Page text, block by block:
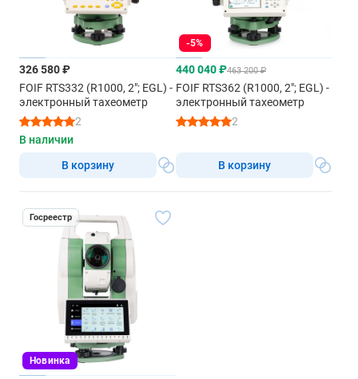
326 580 ₽
FOIF RTS332 (R1000, 2"; EGL) -
электронный тахеометр
2
В наличии
В корзину
-5%
440 040 ₽463 200 ₽
FOIF RTS362 (R1000, 2"; EGL) -
электронный тахеометр
2
В корзину
Госреестр
Новинка